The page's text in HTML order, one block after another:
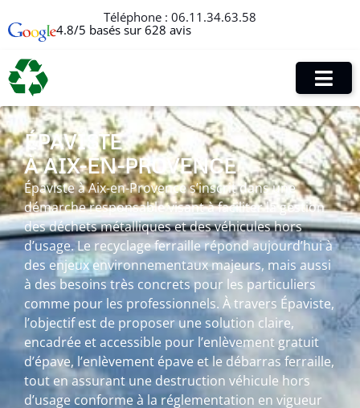
Téléphone : 06.11.34.63.58
4.8/5 basés sur 628 avis
ÉPAVISTE
À AIX-EN-PROVENCE
Épaviste à Aix-en-Provence s’inscrit dans une
démarche responsable visant à faciliter la gestion
des déchets métalliques et des véhicules hors
d’usage. Le recyclage ferraille répond aujourd’hui à
des enjeux environnementaux majeurs, mais aussi
à des besoins très concrets pour les particuliers
comme pour les professionnels. À travers Épaviste,
l’objectif est de proposer une solution claire,
encadrée et accessible pour l’enlèvement gratuit
d’épave, l’enlèvement épave et le débarras ferraille,
tout en assurant une destruction véhicule hors
d’usage conforme à la réglementation en vigueur